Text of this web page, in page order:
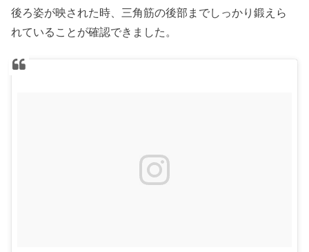
後ろ姿が映された時、三角筋の後部までしっかり鍛えら
れていることが確認できました。